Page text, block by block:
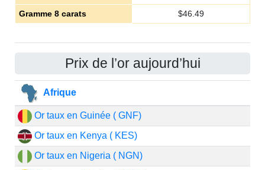
Gramme 8 carats
$46.49
Prix de l’or aujourd’hui
Afrique
Or taux en Guinée ( GNF)
Or taux en Kenya ( KES)
Or taux en Nigeria ( NGN)